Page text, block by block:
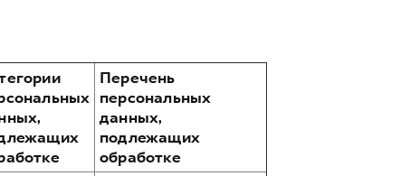
Перечень
персональных
данных,
подлежащих
обработке